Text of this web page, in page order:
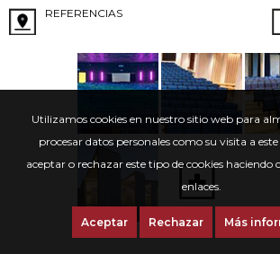
Utilizamos cookies en nuestro sitio web para
procesar datos personales como su visita a
aceptar o rechazar este tipo de cookies haciendo
enlaces.
Aceptar Rechazar Más
REFERENCIAS